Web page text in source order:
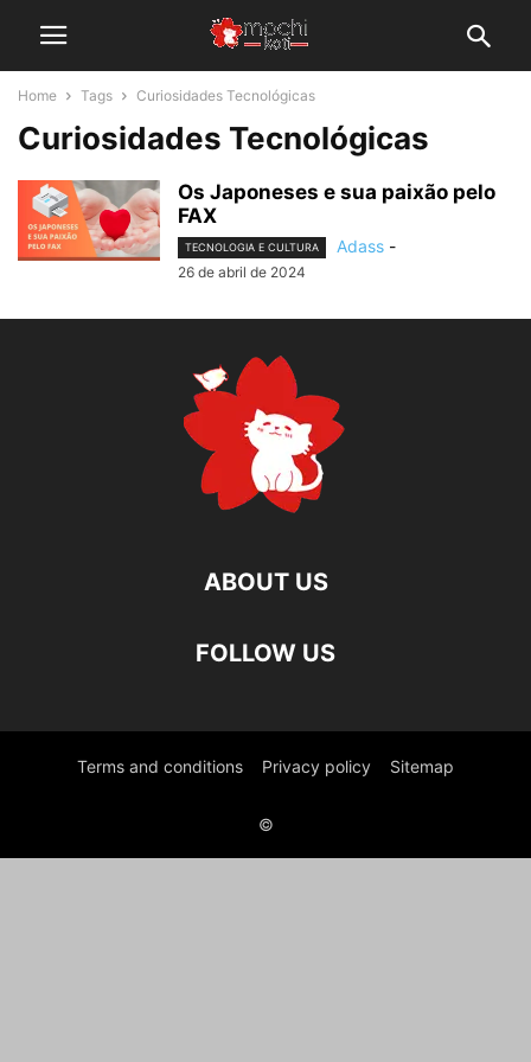
Home Tags Curiosidades Tecnológicas
Curiosidades Tecnológicas
Os Japoneses e sua paixão pelo
FAX
TECNOLOGIA E CULTURA Adass -
26 de abril de 2024
ABOUT US
FOLLOW US
Terms and conditions Privacy policy Sitemap
©